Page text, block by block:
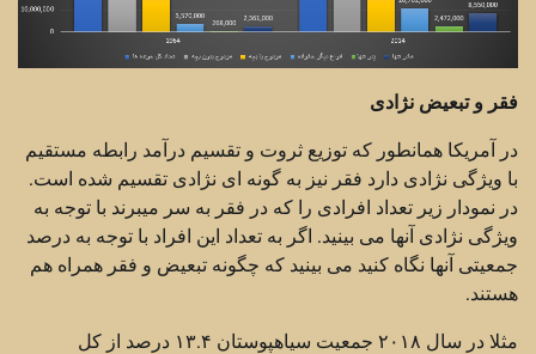
فقر و تبعیض نژادی
در آمریکا همانطور که توزیع ثروت و تقسیم درآمد رابطه مستقیم
با ویژگی نژادی دارد فقر نیز به گونه ای نژادی تقسیم شده است.
در نمودار زیر تعداد افرادی را که در فقر به سر میبرند با توجه به
ویژگی نژادی آنها می بینید. اگر به تعداد این افراد با توجه به درصد
جمعیتی آنها نگاه کنید می بینید که چگونه تبعیض و فقر همراه هم
هستند.
مثلا در سال ۲۰۱۸ جمعیت سیاهپوستان ۱۳.۴ درصد از کل